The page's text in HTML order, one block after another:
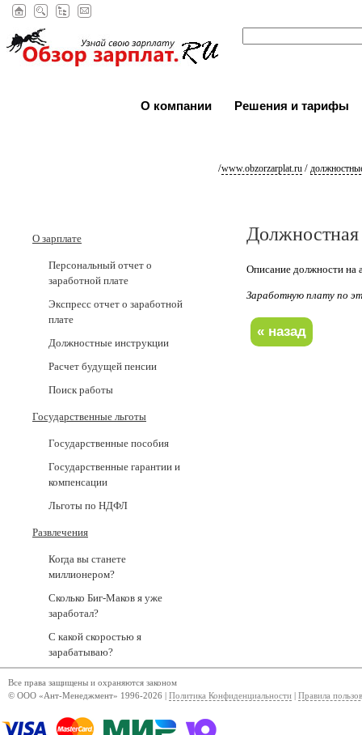
О компании Решения и тарифы
/www.obzorzarplat.ru /
О зарплате
Персональный отчет о
заработной плате
Экспресс отчет о заработной
плате
Должностные инструкции
Расчет будущей пенсии
Поиск работы
Государственные льготы
Государственные пособия
Государственные гарантии и
компенсации
Льготы по НДФЛ
Развлечения
Когда вы станете
миллионером?
Сколько Биг-Маков я уже
заработал?
С какой скоростью я
зарабатываю?
Должностная
Описание должности на
Заработную плату по
Все права защищены и охраняются законом
© ООО «Ант-Менеджмент» 1996-2026 | Политика Конфиденциальности Правила